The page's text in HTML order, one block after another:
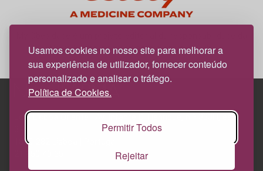
Usamos cookies no nosso site para melhorar a
sua experiência de utilizador, fornecer conteúdo
personalizado e analisar o tráfego.
Política de Cookies.
Permitir Todos
Rejeitar
News Farma, possível com o apoio da Lilly.
Edif. Lisboa Oriente | Av. Infante D. Henrique, n.º 333H, esc.
1800-282 Lisboa | Portugal